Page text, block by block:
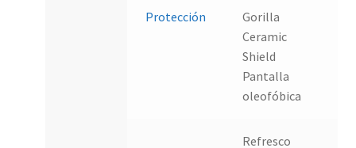
Protección
Gorilla
Ceramic
Shield
Pantalla
oleofóbica
Refresco